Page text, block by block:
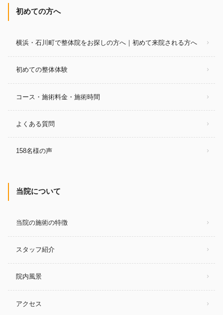
初めての方へ
横浜・石川町で整体院をお探しの方へ｜初めて来院される方へ
初めての整体体験
コース・施術料金・施術時間
よくある質問
158名様の声
当院について
当院の施術の特徴
スタッフ紹介
院内風景
アクセス